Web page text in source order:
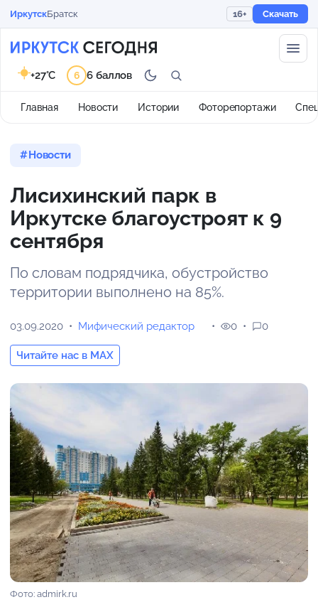
ИркутскБратск 16+ Скачать
Главная Новости Истории Фоторепортажи
+27°C 6 6 баллов
Новости
Лисихинский парк в
Иркутске благоустроят к 9
сентября
По словам подрядчика, обустройство
территории выполнено на 85%.
03.09.2020 Мифический редактор
Читайте нас в MAX
0 0
Фото: admirk.ru